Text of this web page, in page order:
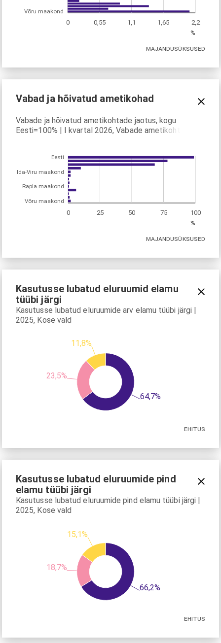
0 0,55 1,1 1,65
2,2
%
Võru maakond
MAJANDUSÜKSUSED
Vabad ja hõivatud ametikohad
Vabade ja hõivatud ametikohtade jaotus, kogu
Eesti=100% | I kvartal 2026, Vabade ametikohtade
0 25 50 75
100
%
Eesti
Ida-Viru maakond
Rapla maakond
Võru maakond
MAJANDUSÜKSUSED
Kasutusse lubatud eluruumid elamu
tüübi järgi
Kasutusse lubatud eluruumide arv elamu tüübi järgi |
2025, Kose vald
64,7%
23,5%
11,8%
EHITUS
Kasutusse lubatud eluruumide pind
elamu tüübi järgi
Kasutusse lubatud eluruumide pind elamu tüübi järgi |
2025, Kose vald
66,2%
18,7%
15,1%
EHITUS